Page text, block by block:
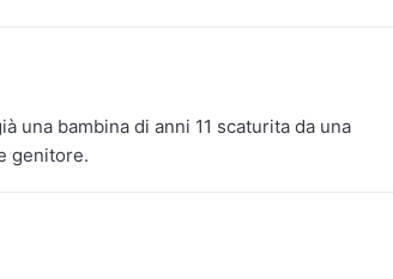
una bambina di anni 11 scaturita da una
genitore.